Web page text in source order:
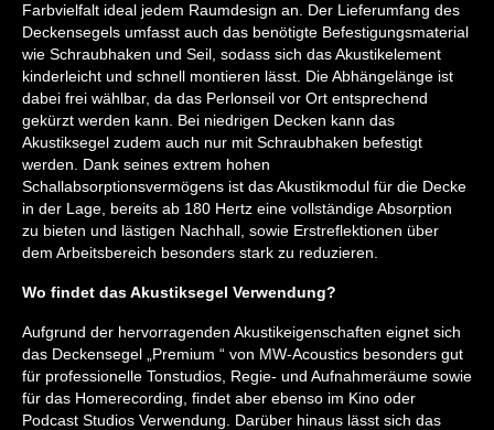
Farbvielfalt ideal jedem Raumdesign an. Der Lieferumfang des
Deckensegels umfasst auch das benötigte Befestigungsmaterial
wie Schraubhaken und Seil, sodass sich das Akustikelement
kinderleicht und schnell montieren lässt. Die Abhängelänge ist
dabei frei wählbar, da das Perlonseil vor Ort entsprechend
gekürzt werden kann. Bei niedrigen Decken kann das
Akustiksegel zudem auch nur mit Schraubhaken befestigt
werden. Dank seines extrem hohen
Schallabsorptionsvermögens ist das Akustikmodul für die Decke
in der Lage, bereits ab 180 Hertz eine vollständige Absorption
zu bieten und lästigen Nachhall, sowie Erstreflektionen über
dem Arbeitsbereich besonders stark zu reduzieren.
Wo findet das Akustiksegel Verwendung?
Aufgrund der hervorragenden Akustikeigenschaften eignet sich
das Deckensegel „Premium “ von MW-Acoustics besonders gut
für professionelle Tonstudios, Regie- und Aufnahmeräume sowie
für das Homerecording, findet aber ebenso im Kino oder
Podcast Studios Verwendung. Darüber hinaus lässt sich das